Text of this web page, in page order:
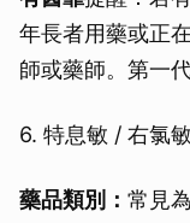
年長者用藥或正
師或藥師。第一
6. 特息敏 / 右氯
藥品類別： 常見